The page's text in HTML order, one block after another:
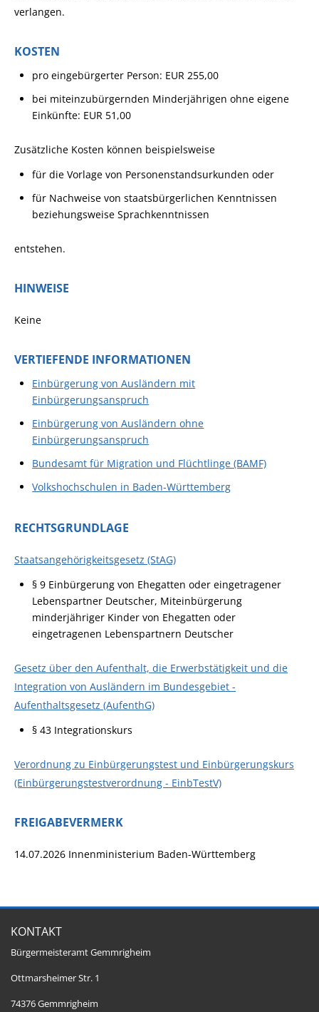
verlangen.
KOSTEN
pro eingebürgerter Person: EUR 255,00
bei miteinzubürgernden Minderjährigen ohne eigene
Einkünfte: EUR 51,00
Zusätzliche Kosten können beispielsweise
für die Vorlage von Personenstandsurkunden oder
für Nachweise von staatsbürgerlichen Kenntnissen
beziehungsweise Sprachkenntnissen
entstehen.
HINWEISE
Keine
VERTIEFENDE INFORMATIONEN
Einbürgerung von Ausländern mit
Einbürgerungsanspruch
Einbürgerung von Ausländern ohne
Einbürgerungsanspruch
Bundesamt für Migration und Flüchtlinge (BAMF)
Volkshochschulen in Baden-Württemberg
RECHTSGRUNDLAGE
Staatsangehörigkeitsgesetz (StAG)
§ 9 Einbürgerung von Ehegatten oder eingetragener
Lebenspartner Deutscher, Miteinbürgerung
minderjähriger Kinder von Ehegatten oder
eingetragenen Lebenspartnern Deutscher
Gesetz über den Aufenthalt, die Erwerbstätigkeit und die
Integration von Ausländern im Bundesgebiet -
Aufenthaltsgesetz (AufenthG)
§ 43 Integrationskurs
Verordnung zu Einbürgerungstest und Einbürgerungskurs
(Einbürgerungstestverordnung - EinbTestV)
FREIGABEVERMERK
14.07.2026 Innenministerium Baden-Württemberg
KONTAKT
Bürgermeisteramt Gemmrigheim
Ottmarsheimer Str. 1
74376 Gemmrigheim